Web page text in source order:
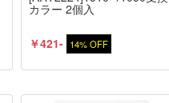
カラー 2個入
￥421- 14% OFF